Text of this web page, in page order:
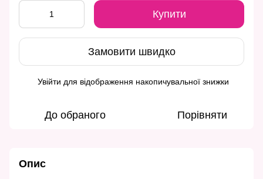
Купити
Замовити швидко
Увійти для відображення накопичувальної знижки
До обраного Порівняти
Опис